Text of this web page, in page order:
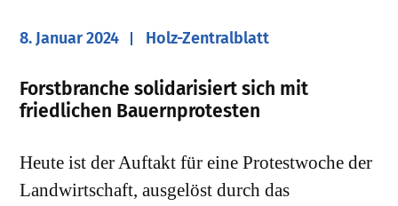
8. Januar 2024 Holz-Zentralblatt
Forstbranche solidarisiert sich mit
friedlichen Bauernprotesten
Heute ist der Auftakt für eine Protestwoche der
Landwirtschaft, ausgelöst durch das